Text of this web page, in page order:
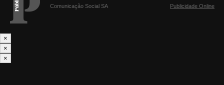
Comunicação Social SA
Publicidade Online
×
×
×